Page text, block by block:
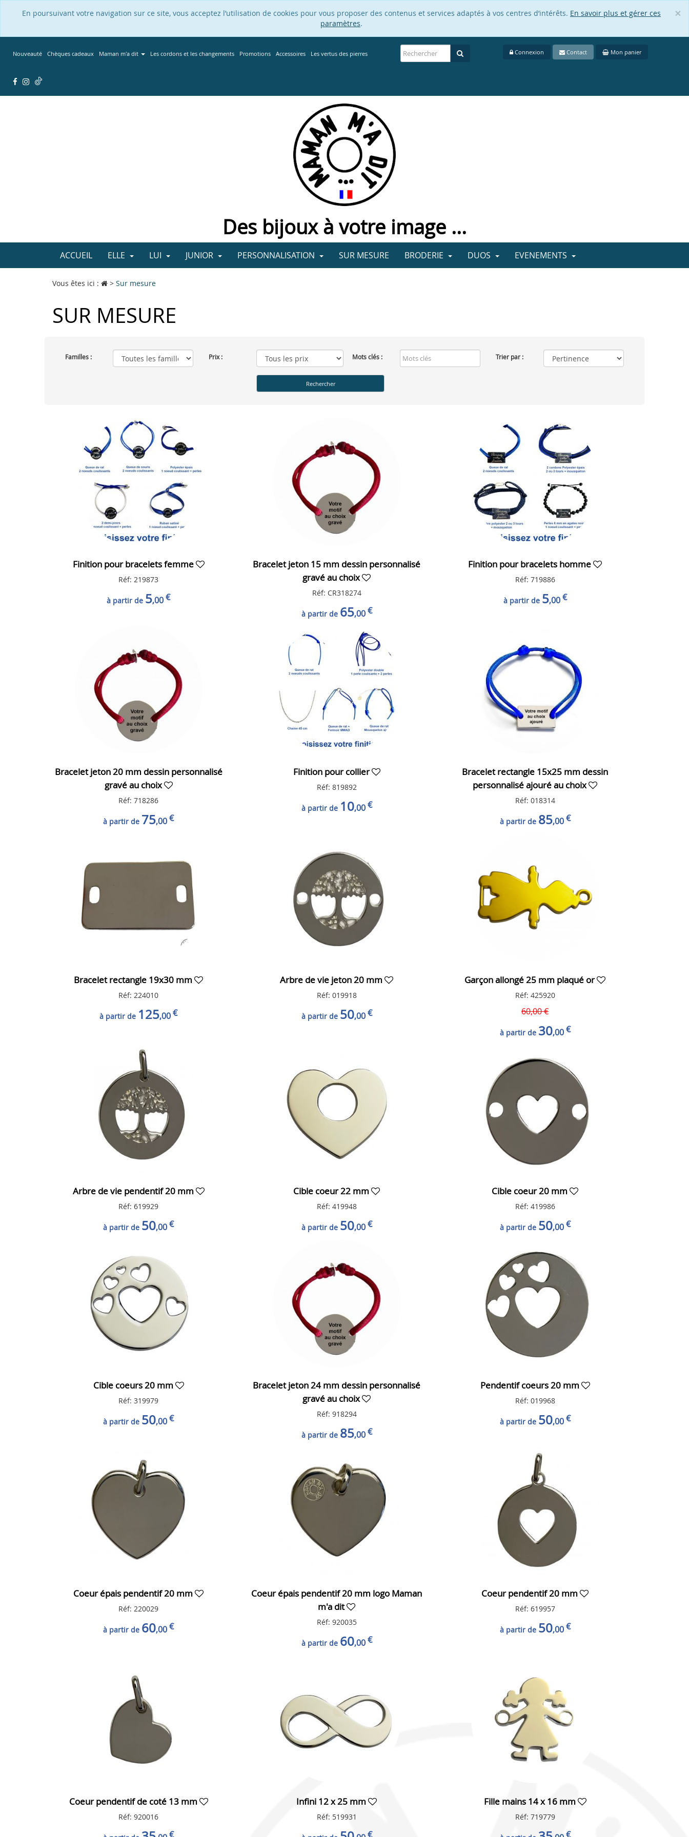
×
En poursuivant votre navigation sur ce site, vous acceptez l’utilisation de cookies pour vous proposer des contenus et services adaptés à vos centres d’intérêts. En savoir plus et gérer ces
paramètres.
Nouveauté Chèques cadeaux Maman m'a dit Les cordons et les changements Promotions Accessoires Les vertus des pierres Connexion Contact Mon panier
Des bijoux à votre image ...
ACCUEIL ELLE LUI JUNIOR PERSONNALISATION SUR MESURE BRODERIE DUOS EVENEMENTS
Vous êtes ici : > Sur mesure
SUR MESURE
Familles : Prix : Mots clés : Trier par :
Finition pour bracelets femme
Réf: 219873
à partir de 5,00€
Bracelet jeton 15 mm dessin personnalisé
gravé au choix
Réf: CR318274
à partir de 65,00€
Finition pour bracelets homme
Réf: 719886
à partir de 5,00€
Bracelet jeton 20 mm dessin personnalisé
gravé au choix
Réf: 718286
à partir de 75,00€
Finition pour collier
Réf: 819892
à partir de 10,00€
Bracelet rectangle 15x25 mm dessin
personnalisé ajouré au choix
Réf: 018314
à partir de 85,00€
Bracelet rectangle 19x30 mm
Réf: 224010
à partir de 125,00€
Arbre de vie jeton 20 mm
Réf: 019918
à partir de 50,00€
Garçon allongé 25 mm plaqué or
Réf: 425920
60,00€
à partir de 30,00€
Arbre de vie pendentif 20 mm
Réf: 619929
à partir de 50,00€
Cible coeur 22 mm
Réf: 419948
à partir de 50,00€
Cible coeur 20 mm
Réf: 419986
à partir de 50,00€
Cible coeurs 20 mm
Réf: 319979
à partir de 50,00€
Bracelet jeton 24 mm dessin personnalisé
gravé au choix
Réf: 918294
à partir de 85,00€
Pendentif coeurs 20 mm
Réf: 019968
à partir de 50,00€
Coeur épais pendentif 20 mm
Réf: 220029
à partir de 60,00€
Coeur épais pendentif 20 mm logo Maman
m'a dit
Réf: 920035
à partir de 60,00€
Coeur pendentif 20 mm
Réf: 619957
à partir de 50,00€
Coeur pendentif de coté 13 mm
Réf: 920016
€
Infini 12 x 25 mm
Réf: 519931
€
Fille mains 14 x 16 mm
Réf: 719779
€